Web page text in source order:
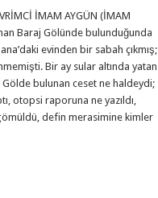
İMAM AYGÜN (İMAM
Baraj Gölünde bulunduğunda
evinden bir sabah çıkmış;
Bir ay sular altında yatan
Gölde bulunan ceset ne haldeydi;
otopsi raporuna ne yazıldı,
defin merasimine kimler